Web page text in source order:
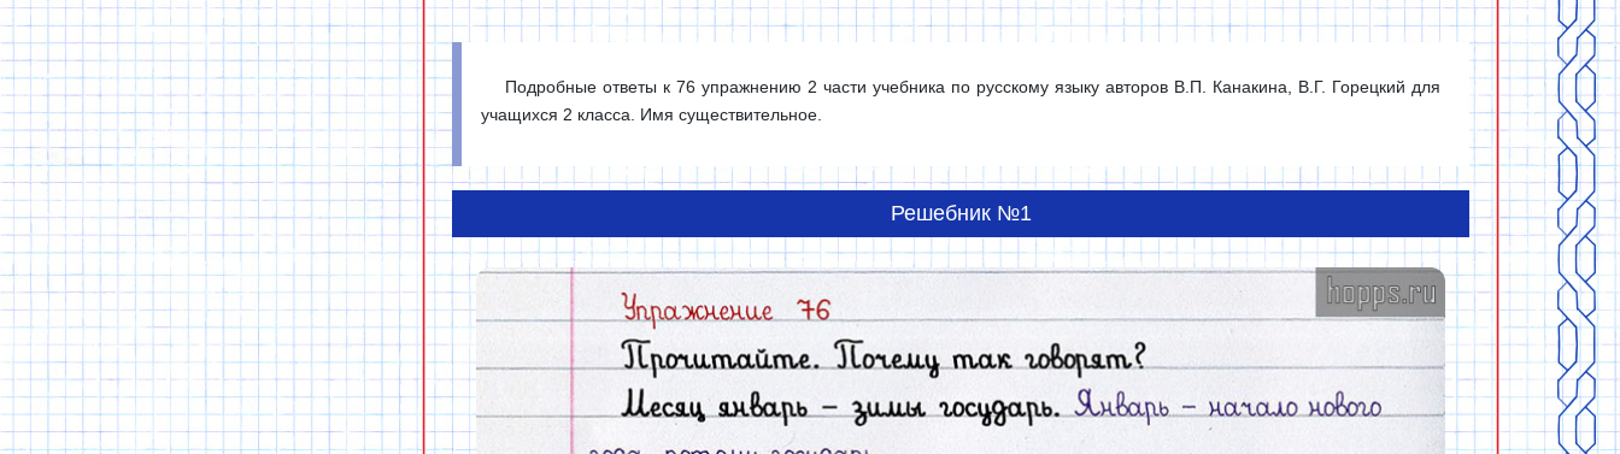
Подробные ответы к 76 упражнению 2 части учебника по русскому языку авторов В.П. Канакина, В.Г. Горецкий для
учащихся 2 класса. Имя существительное.
Решебник №1